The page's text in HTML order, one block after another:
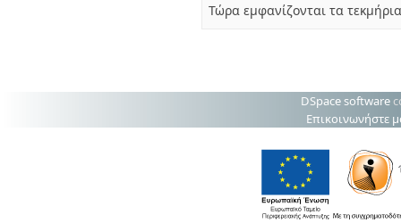
Τώρα εμφανίζονται τα
DSpace software
Επικοινωνήστε